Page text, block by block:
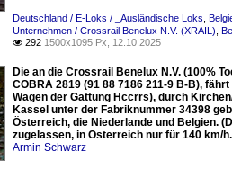
Deutschland / E-Loks / _Ausländische Loks
Unternehmen / Crossrail Benelux N.V. (XRAIL)
 292 1500x1095 Px, 12.10.2025
Die an die Crossrail Benelux N.V. (100%
COBRA 2819 (91 88 7186 211-9 B-B),
Wagen der Gattung Hccrrs), durch
Kassel unter der Fabriknummer 34398
Österreich, die Niederlande und Belgien.
zugelassen, in Österreich nur für 140 km/h.
Armin Schwarz